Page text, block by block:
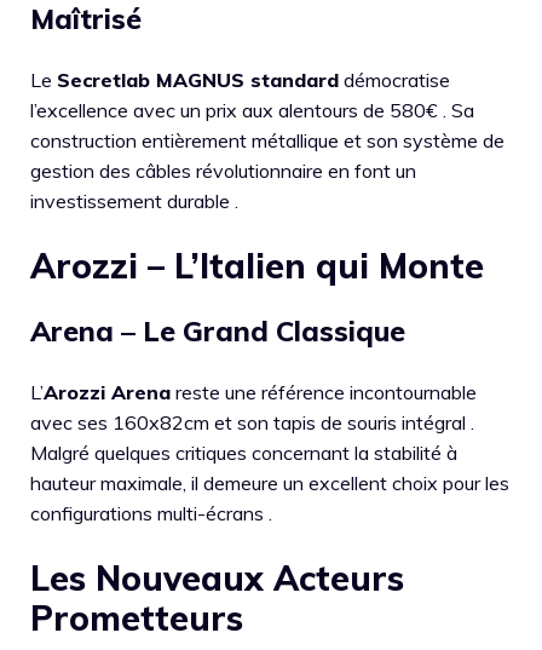
Maîtrisé
Le Secretlab MAGNUS standard démocratise
l’excellence avec un prix aux alentours de 580€ . Sa
construction entièrement métallique et son système de
gestion des câbles révolutionnaire en font un
investissement durable .
Arozzi – L’Italien qui Monte
Arena – Le Grand Classique
L’Arozzi Arena reste une référence incontournable
avec ses 160x82cm et son tapis de souris intégral .
Malgré quelques critiques concernant la stabilité à
hauteur maximale, il demeure un excellent choix pour les
configurations multi-écrans .
Les Nouveaux Acteurs
Prometteurs